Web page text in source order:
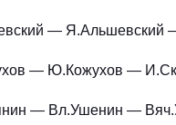
— Я.Альшевский
— Ю.Кожухов —
— Вл.Ушенин —